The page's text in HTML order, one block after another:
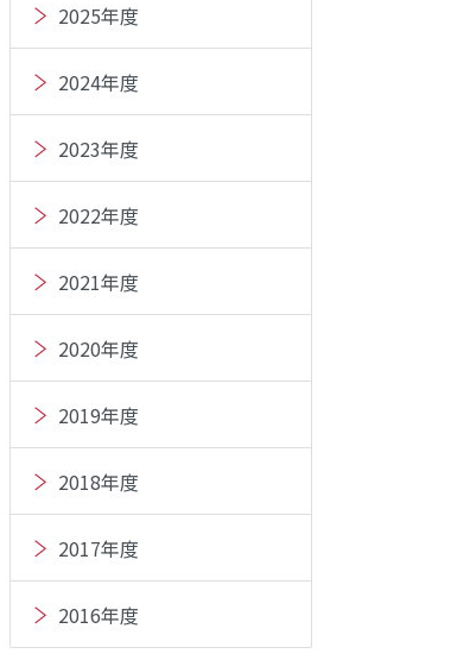
2025年度
2024年度
2023年度
2022年度
2021年度
2020年度
2019年度
2018年度
2017年度
2016年度